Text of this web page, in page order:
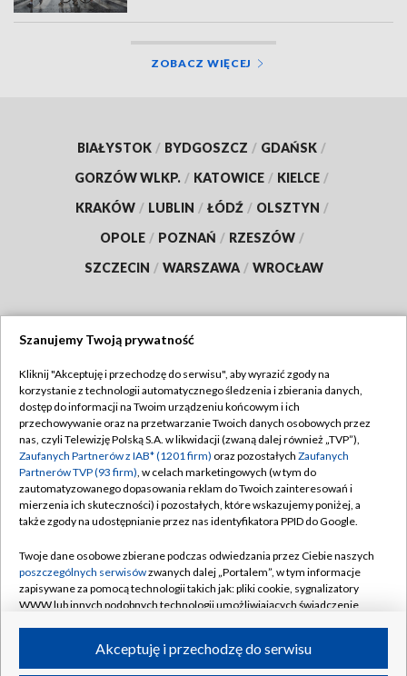
ZOBACZ WIĘCEJ
BIAŁYSTOK / BYDGOSZCZ / GDAŃSK /
GORZÓW WLKP. / KATOWICE / KIELCE /
KRAKÓW / LUBLIN / ŁÓDŹ / OLSZTYN /
OPOLE / POZNAŃ / RZESZÓW /
SZCZECIN / WARSZAWA / WROCŁAW
TVP
Abonament TVP
Emisja w TVP
Centrum informacji TVP
Naziemna Telewizja Cyfrowa
Rada Programowa
System NOS
Informacje o nadawcy
Program dla prasy
Regulamin TVP
Polityka prywatności
Moje zgody
Pomoc
Kontakt
Kanały
Szanujemy Twoją prywatność
Kliknij "Akceptuję i przechodzę do serwisu", aby wyrazić zgody na
korzystanie z technologii automatycznego śledzenia i zbierania danych,
dostęp do informacji na Twoim urządzeniu końcowym i ich
przechowywanie oraz na przetwarzanie Twoich danych osobowych przez
nas, czyli Telewizję Polską S.A. w likwidacji (zwaną dalej również „TVP”),
Zaufanych Partnerów z IAB* (1201 firm) oraz pozostałych Zaufanych
Partnerów TVP (93 firm), w celach marketingowych (w tym do
zautomatyzowanego dopasowania reklam do Twoich zainteresowań i
mierzenia ich skuteczności) i pozostałych, które wskazujemy poniżej, a
także zgody na udostępnianie przez nas identyfikatora PPID do Google.
Twoje dane osobowe zbierane podczas odwiedzania przez Ciebie naszych
poszczególnych serwisówzwanych dalej „Portalem”, w tym informacje
zapisywane za pomocą technologii takich jak: pliki cookie, sygnalizatory
WWW lub innych podobnych technologii umożliwiających świadczenie
ruchu w Internecie.Akceptuję i przechodzę do serwisu